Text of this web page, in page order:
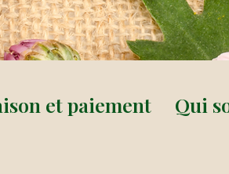
et paiement Qui